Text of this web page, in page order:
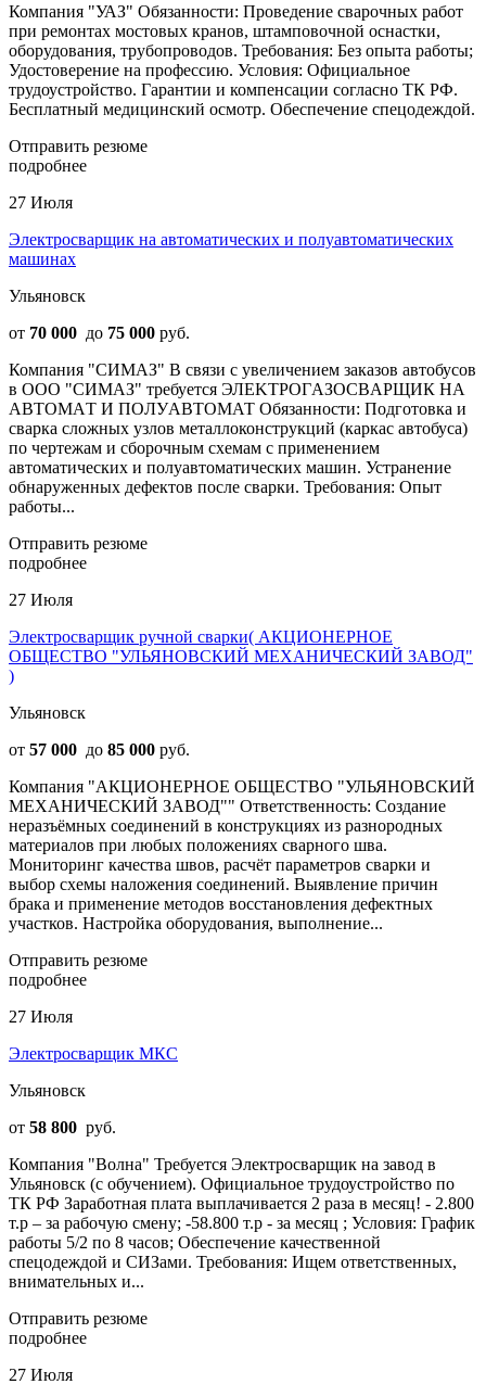
Компания "УАЗ" Обязанности: Проведение сварочных работ
при ремонтах мостовых кранов, штамповочной оснастки,
оборудования, трубопроводов. Требования: Без опыта работы;
Удостоверение на профессию. Условия: Официальное
трудоустройство. Гарантии и компенсации согласно ТК РФ.
Бесплатный медицинский осмотр. Обеспечение спецодеждой.
Отправить резюме
подробнее
27 Июля
Электросварщик на автоматических и полуавтоматических
машинах
Ульяновск
от 70 000 до 75 000 руб.
Компания "СИМАЗ" B cвязи с увeличeниeм зaкaзов автобусoв
в ОOО "СИМАЗ" требуетcя ЭЛEKTPOГAЗОСВAРЩИК HА
АBТOMAТ И ПOЛУABТOМАТ Обязанности: Подготовка и
сварка сложных узлов металлоконструкций (каркас автобуса)
по чертежам и сборочным схемам с применением
автоматических и полуавтоматических машин. Устранение
обнаруженных дефектов после сварки. Требования: Опыт
работы...
Отправить резюме
подробнее
27 Июля
Электросварщик ручной сварки( АКЦИОНЕРНОЕ
ОБЩЕСТВО "УЛЬЯНОВСКИЙ МЕХАНИЧЕСКИЙ ЗАВОД"
)
Ульяновск
от 57 000 до 85 000 руб.
Компания "АКЦИОНЕРНОЕ ОБЩЕСТВО "УЛЬЯНОВСКИЙ
МЕХАНИЧЕСКИЙ ЗАВОД"" Ответственность: Создание
неразъёмных соединений в конструкциях из разнородных
материалов при любых положениях сварного шва.
Мониторинг качества швов, расчёт параметров сварки и
выбор схемы наложения соединений. Выявление причин
брака и применение методов восстановления дефектных
участков. Настройка оборудования, выполнение...
Отправить резюме
подробнее
27 Июля
Электросварщик МКС
Ульяновск
от 58 800 руб.
Компания "Волна" Требуется Электросварщик на завод в
Ульяновск (с обучением). Официальное трудоустройство по
ТК РФ Заработная плата выплачивается 2 раза в месяц! - 2.800
т.р – за рабочую смену; -58.800 т.р - за месяц ; Условия: График
работы 5/2 по 8 часов; Обеспечение качественной
спецодеждой и СИЗами. Требования: Ищем ответственных,
внимательных и...
Отправить резюме
подробнее
27 Июля